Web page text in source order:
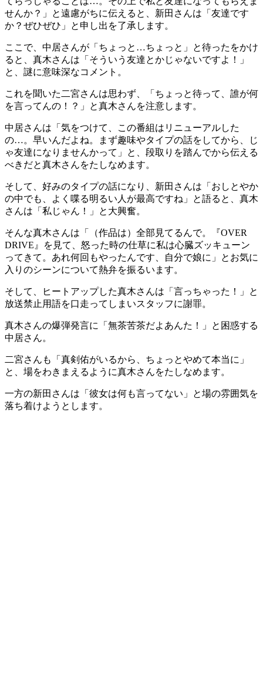
せんか？」と遠慮がちに伝えると、新田さんは「友達です
か？ぜひぜひ」と申し出を了承します。
ここで、中居さんが「ちょっと…ちょっと」と待ったをかけ
ると、真木さんは「そういう友達とかじゃないですよ！」
と、謎に意味深なコメント。
これを聞いた二宮さんは思わず、「ちょっと待って、誰が何
を言ってんの！？」と真木さんを注意します。
中居さんは「気をつけて、この番組はリニューアルした
の…。早いんだよね。まず趣味やタイプの話をしてから、じ
ゃ友達になりませんかって」と、段取りを踏んでから伝える
べきだと真木さんをたしなめます。
そして、好みのタイプの話になり、新田さんは「おしとやか
の中でも、よく喋る明るい人が最高ですね」と語ると、真木
さんは「私じゃん！」と大興奮。
そんな真木さんは「（作品は）全部見てるんで。『OVER
DRIVE』を見て、怒った時の仕草に私は心臓ズッキューン
ってきて。あれ何回もやったんです、自分で娘に」とお気に
入りのシーンについて熱弁を振るいます。
そして、ヒートアップした真木さんは「言っちゃった！」と
放送禁止用語を口走ってしまいスタッフに謝罪。
真木さんの爆弾発言に「無茶苦茶だよあんた！」と困惑する
中居さん。
二宮さんも「真剣佑がいるから、ちょっとやめて本当に」
と、場をわきまえるように真木さんをたしなめます。
一方の新田さんは「彼女は何も言ってない」と場の雰囲気を
落ち着けようとします。